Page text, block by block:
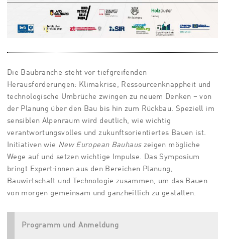
Die Baubranche steht vor tiefgreifenden
Herausforderungen: Klimakrise, Ressourcenknappheit und
technologische Umbrüche zwingen zu neuem Denken – von
der Planung über den Bau bis hin zum Rückbau. Speziell im
sensiblen Alpenraum wird deutlich, wie wichtig
verantwortungsvolles und zukunftsorientiertes Bauen ist.
Initiativen wie New European Bauhauszeigen mögliche
Wege auf und setzen wichtige Impulse. Das Symposium
bringt Expert:innen aus den Bereichen Planung,
Bauwirtschaft und Technologie zusammen, um das Bauen
von morgen gemeinsam und ganzheitlich zu gestalten.
Programm und Anmeldung